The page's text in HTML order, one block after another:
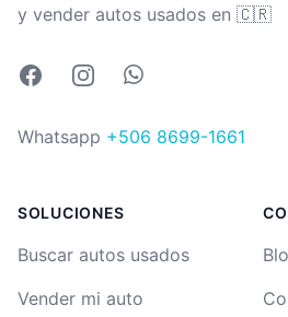
y vender autos usados en Costa
🇨🇷
FacebookInstagramWhatsapp
Whatsapp +506 8699-1661
SOLUCIONES
Buscar autos usados
Vender mi auto